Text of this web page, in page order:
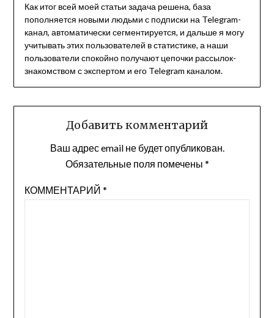
Как итог всей моей статьи задача решена, база
пополняется новыми людьми с подписки на Telegram-
канал, автоматически сегментируется, и дальше я могу
учитывать этих пользователей в статистике, а наши
пользователи спокойно получают цепочки рассылок-
знакомством с экспертом и его Telegram каналом.
Добавить комментарий
Ваш адрес email не будет опубликован.
Обязательные поля помечены *
КОММЕНТАРИЙ *